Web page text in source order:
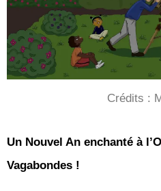
Crédits :
Un Nouvel An enchanté à
Vagabondes !